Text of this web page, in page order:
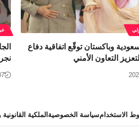
وباكستان توقّع اتفاقية دفاع
التعاون الأمني
الاستخدامسياسة الخصوصية الملكية